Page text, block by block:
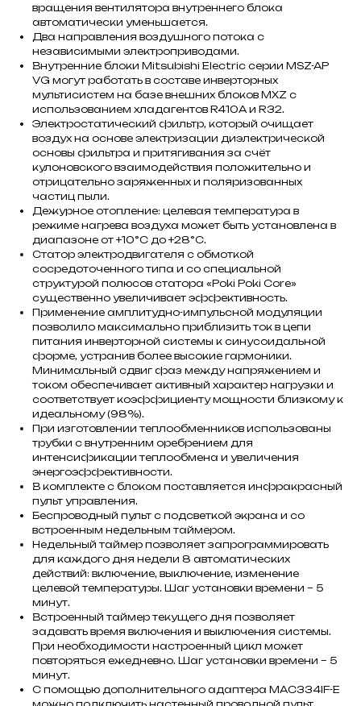
вращения вентилятора внутреннего блока
автоматически уменьшается.
Два направления воздушного потока с
независимыми электроприводами.
Внутренние блоки Mitsubishi Electric серии MSZ-AP
VG могут работать в составе инверторных
мультисистем на базе внешних блоков MXZ с
использованием хладагентов R410A и R32.
Электростатический фильтр, который очищает
воздух на основе электризации диэлектрической
основы фильтра и притягивания за счёт
кулоновского взаимодействия положительно и
отрицательно заряженных и поляризованных
частиц пыли.
Дежурное отопление: целевая температура в
режиме нагрева воздуха может быть установлена в
диапазоне от +10°С до +28°С.
Статор электродвигателя с обмоткой
сосредоточенного типа и со специальной
структурой полюсов статора «Poki Poki Core»
существенно увеличивает эффективность.
Применение амплитудно-импульсной модуляции
позволило максимально приблизить ток в цепи
питания инверторной системы к синусоидальной
форме, устранив более высокие гармоники.
Минимальный сдвиг фаз между напряжением и
током обеспечивает активный характер нагрузки и
соответствует коэффициенту мощности близкому к
идеальному (98%).
При изготовлении теплообменников использованы
трубки с внутренним оребрением для
интенсификации теплообмена и увеличения
энергоэффективности.
В комплекте с блоком поставляется инфракрасный
пульт управления.
Беспроводный пульт с подсветкой экрана и со
встроенным недельным таймером.
Недельный таймер позволяет запрограммировать
для каждого дня недели 8 автоматических
действий: включение, выключение, изменение
целевой температуры. Шаг установки времени – 5
минут.
Встроенный таймер текущего дня позволяет
задавать время включения и выключения системы.
При необходимости настроенный цикл может
повторяться ежедневно. Шаг установки времени – 5
минут.
С помощью дополнительного адаптера MAC334IF-E